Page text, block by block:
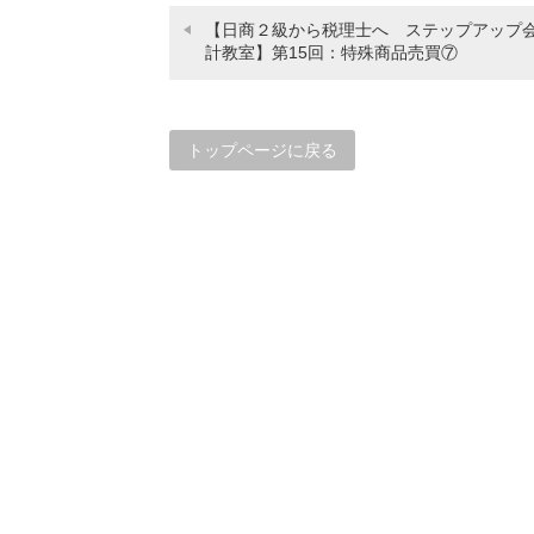
【日商２級から税理士へ ステップアップ
計教室】第15回：特殊商品売買⑦
トップページに戻る